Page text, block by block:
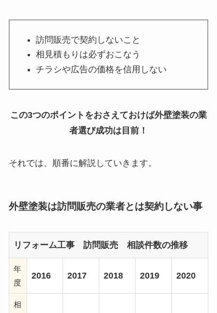
訪問販売で契約しないこと
相見積もりは必ずおこなう
チラシや広告の価格を信用しない
この3つのポイントをおさえておけば外壁塗装の業
者選び成功は目前！
それでは、順番に解説していきます。
外壁塗装は訪問販売の業者とは契約しない事
リフォーム工事 訪問販売 相談件数の推移
年
度
2016 2017 2018 2019 2020
相